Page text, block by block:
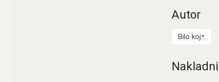
Autor
Bilo koji Autor